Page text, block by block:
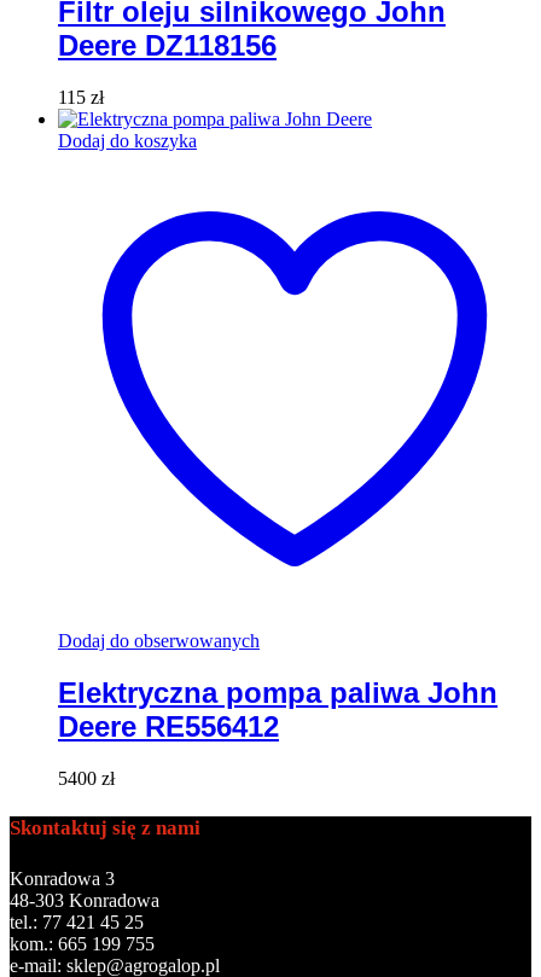
Filtr oleju silnikowego John
Deere DZ118156
115 zł
Dodaj do koszyka
Dodaj do obserwowanych
Elektryczna pompa paliwa John
Deere RE556412
5400 zł
Skontaktuj się z nami
Konradowa 3
48-303 Konradowa
tel.: 77 421 45 25
kom.: 665 199 755
e-mail: sklep@agrogalop.pl